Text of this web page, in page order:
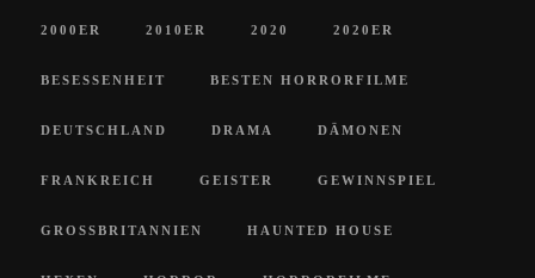
2000ER 2010ER 2020 2020ER
BESESSENHEIT BESTEN HORRORFILME
DEUTSCHLAND DRAMA DÄMONEN
FRANKREICH GEISTER GEWINNSPIEL
GROSSBRITANNIEN HAUNTED HOUSE